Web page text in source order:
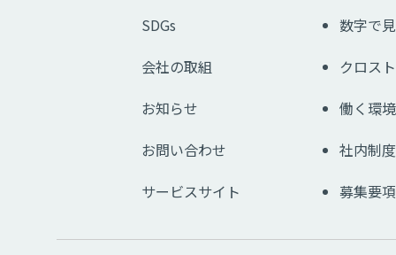
SDGs
会社の取組
お知らせ
お問い合わせ
サービスサイト
数字で
クロス
働く環境
社内制度
募集要項